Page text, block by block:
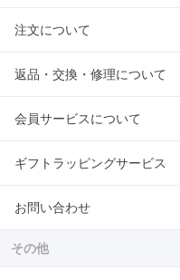
注文について
返品・交換・修理について
会員サービスについて
ギフトラッピングサービス
お問い合わせ
その他